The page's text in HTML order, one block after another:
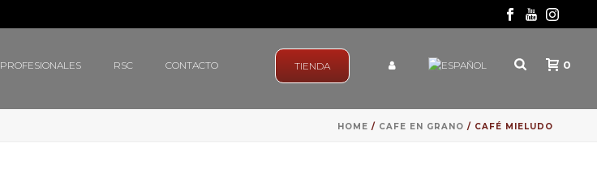
PROFESIONALES RSC CONTACTO TIENDA 0
HOME / CAFE EN GRANO / CAFÉ MIELUDO